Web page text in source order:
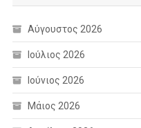
Αύγουστος 2026
Ιούλιος 2026
Ιούνιος 2026
Μάιος 2026